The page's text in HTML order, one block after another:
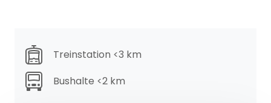
Huurprijs:
€ 69.000,-- per jaar, te vermeerderen met BTW
en servicekosten.
Treinstation <3 km
Bushalte <2 km